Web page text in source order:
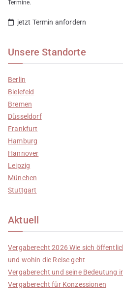
Termine.
jetzt Termin anfordern
Unsere Standorte
Berlin
Bielefeld
Bremen
Düsseldorf
Frankfurt
Hamburg
Hannover
Leipzig
München
Stuttgart
Aktuell
Vergaberecht 2026 Wie sich
und wohin die Reise geht
Vergaberecht und seine Bedeutung
Vergaberecht für Konzessionen